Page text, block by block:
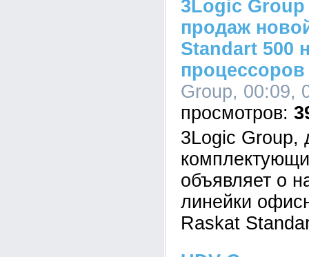
3Logic Group
продаж
Standart 500
Group, 00:09,
3Logic Group,
объявляет о
линейки
Raskat